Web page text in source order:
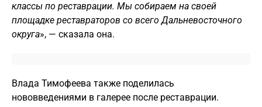
классы по реставрации. Мы собираем на своей
площадке реставраторов со всего Дальневосточного
округа», — сказала она.
Влада Тимофеева также поделилась
нововведениями в галерее после реставрации.